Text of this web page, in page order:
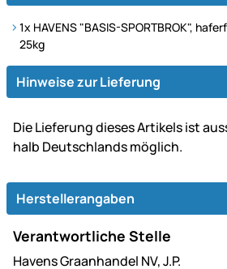
1x HAVENS "BASIS-SPORTBROK",
25kg
Hinweise zur Lieferung
Die Lie­fe­rung dieses Artikels ist
halb Deutsch­lands möglich.
Herstellerangaben
Verantwortliche Stelle
Havens Graanhandel NV, J.P.